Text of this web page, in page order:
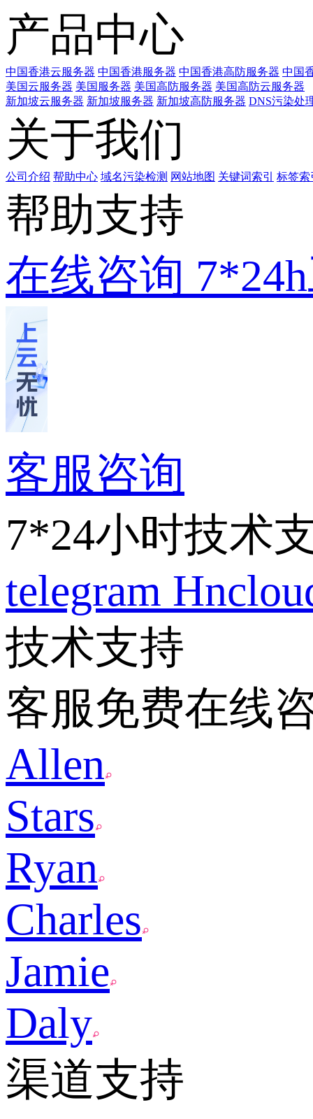
产品中心
中国香港云服务器 中国香港服务器 中国香港高防服务器 中国
美国云服务器 美国服务器 美国高防服务器 美国高防云服务器
新加坡云服务器 新加坡服务器 新加坡高防服务器 DNS污染处
关于我们
公司介绍 帮助中心 域名污染检测 网站地图 关键词索引 标签索
帮助支持
在线咨询
客服咨询
7*24小时技术
telegram
技术支持
客服免费在线
Allen
Stars
Ryan
Charles
Jamie
Daly
渠道支持